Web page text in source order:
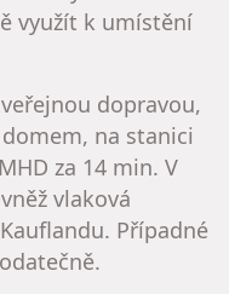
využít k umístění
dopravou,
na stanici
za 14 min. V
vlaková
Případné